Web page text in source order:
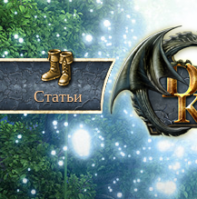
Статьи